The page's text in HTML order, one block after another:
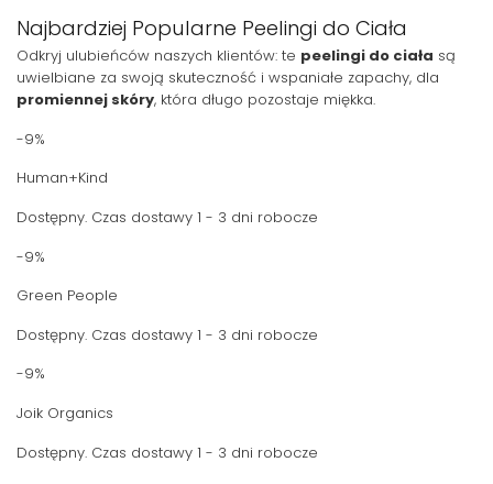
Najbardziej Popularne Peelingi do Ciała
Odkryj ulubieńców naszych klientów: te peelingi do ciała są
uwielbiane za swoją skuteczność i wspaniałe zapachy, dla
promiennej skóry, która długo pozostaje miękka.
-9%
Human+Kind
Dostępny. Czas dostawy 1 - 3 dni robocze
-9%
Green People
Dostępny. Czas dostawy 1 - 3 dni robocze
-9%
Joik Organics
Dostępny. Czas dostawy 1 - 3 dni robocze